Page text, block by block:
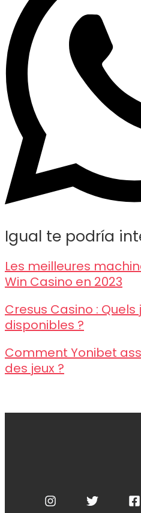
Igual te podría
Les meilleures
Win Casino en 2023
Cresus Casino :
disponibles ?
Comment Yonibet
des jeux ?